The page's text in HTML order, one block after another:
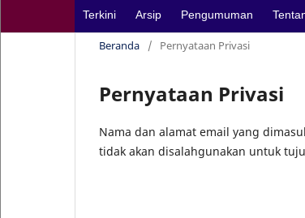
Terkini Arsip Pengumuman
Beranda / Pernyataan Privasi
Pernyataan Privasi
Nama dan alamat email yang
tidak akan disalahgunakan untuk